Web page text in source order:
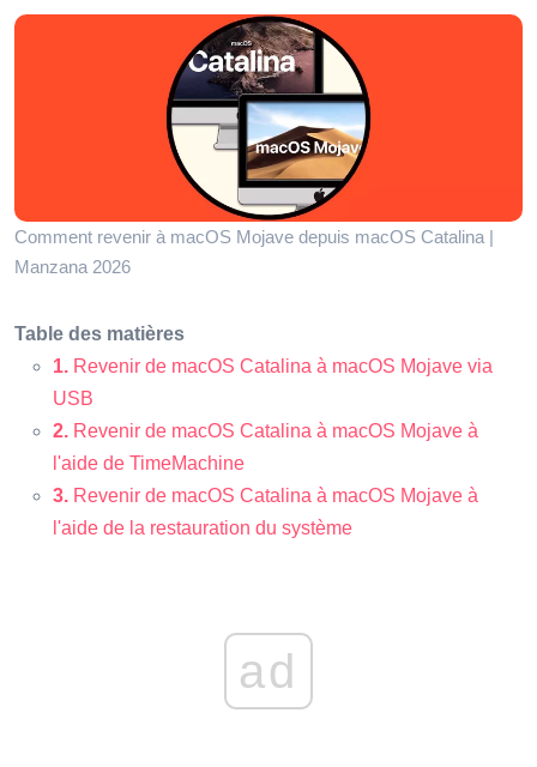
Comment revenir à macOS Mojave depuis macOS Catalina |
Manzana 2026
Table des matières
1. Revenir de macOS Catalina à macOS Mojave via
USB
2. Revenir de macOS Catalina à macOS Mojave à
l'aide de TimeMachine
3. Revenir de macOS Catalina à macOS Mojave à
l'aide de la restauration du système
ad